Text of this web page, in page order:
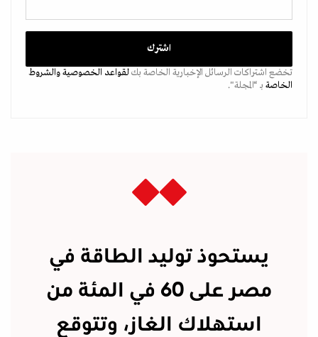
تخضع اشتراكات الرسائل الإخبارية الخاصة بكلقواعد الخصوصيةوالشروط
الخاصة بـ “المجلة".
يستحوذ توليد الطاقة في
مصر على 60 في المئة من
استهلاك الغاز، وتتوقع